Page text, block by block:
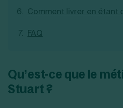
Comment livrer en étant
FAQ
Qu’est-ce que le
Stuart ?